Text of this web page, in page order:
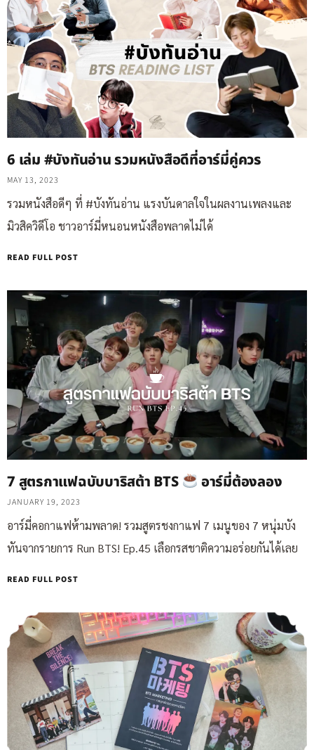
6 เล่ม #บังทันอ่าน รวมหนังสือดีที่อาร์มี่คู่ควร
MAY 13, 2023
รวมหนังสือดีๆ ที่ #บังทันอ่าน แรงบันดาลใจในผลงานเพลงและ
มิวสิควิดีโอ ชาวอาร์มี่หนอนหนังสือพลาดไม่ได้
READ FULL POST
7 สูตรกาแฟฉบับบาริสต้า BTS อาร์มี่ต้องลอง
JANUARY 19, 2023
อาร์มี่คอกาแฟห้ามพลาด! รวมสูตรชงกาแฟ 7 เมนูของ 7 หนุ่มบัง
ทันจากรายการ Run BTS! Ep.45 เลือกรสชาติความอร่อยกันได้เลย
READ FULL POST